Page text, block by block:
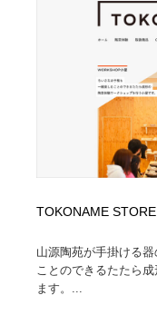
TOKONAME STORE
山源陶苑が手掛ける
ことのできるたたら
ます。...